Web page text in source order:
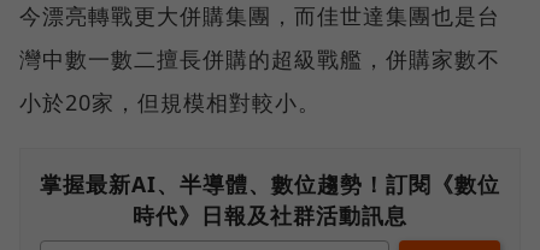
今漂亮轉戰更大併購集團，而佳世達集團也是台
灣中數一數二擅長併購的超級戰艦，併購家數不
小於20家，但規模相對較小。
掌握最新AI、半導體、數位趨勢！訂閱《數位
時代》日報及社群活動訊息